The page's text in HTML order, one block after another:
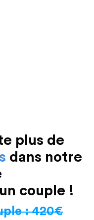
plus de
dans notre
couple !
: 420€